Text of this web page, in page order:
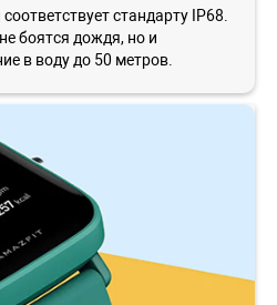
стандарту IP68.
боятся дождя, но и
в воду до 50 метров.